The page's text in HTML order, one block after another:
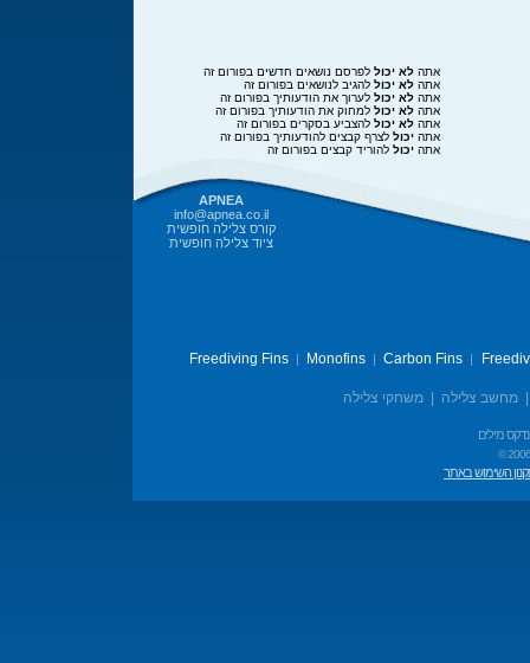
אתה לא יכול לפרסם נושאים חדשים בפורום זה
אתה לא יכול להגיב לנושאים בפורום זה
אתה לא יכול לערוך את הודעותיך בפורום זה
אתה לא יכול למחוק את הודעותיך בפורום זה
אתה לא יכול להצביע בסקרים בפורום זה
אתה יכול לצרף קבצים להודעותיך בפורום זה
אתה יכול להוריד קבצים בפורום זה
APNEA
info@apnea.co.il
קורס צלילה חופשית
ציוד צלילה חופשית
Freediving Fins| Monofins| Carbon Fins|
מחשב צלילה משחקי צלילה
מילים
©
השימוש באתר